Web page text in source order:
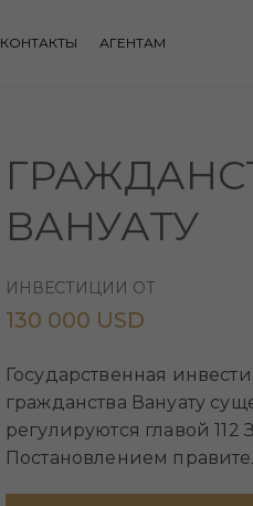
КОНТАКТЫ АГЕНТАМ
ВАНУАТУ
ИНВЕСТИЦИИ ОТ
130 000 USD
Государственная
гражданства Вануату
регулируются главой
Постановлением